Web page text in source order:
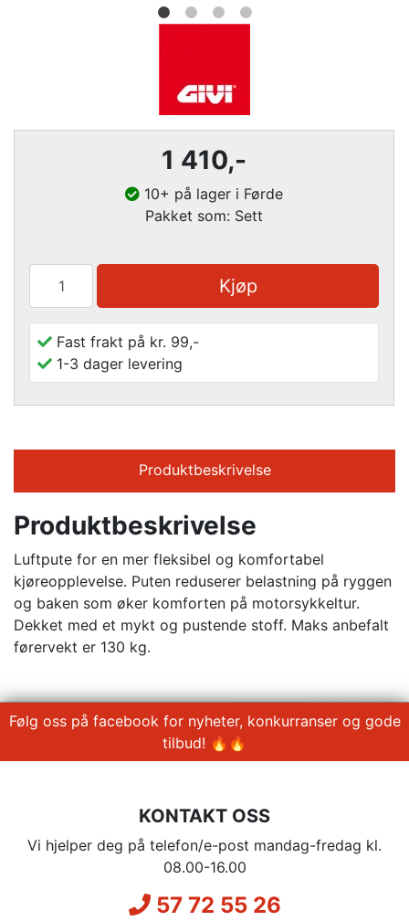
1 410,-
10+ på lager i Førde
Pakket som: Sett
Kjøp
Fast frakt på kr. 99,-
1-3 dager levering
Produktbeskrivelse
Produktbeskrivelse
Luftpute for en mer fleksibel og komfortabel
kjøreopplevelse. Puten reduserer belastning på ryggen
og baken som øker komforten på motorsykkeltur.
Dekket med et mykt og pustende stoff. Maks anbefalt
førervekt er 130 kg.
Følg oss på facebook for nyheter, konkurranser og gode
tilbud! 🔥🔥
KONTAKT OSS
Vi hjelper deg på telefon/e-post mandag-fredag kl.
08.00-16.00
57 72 55 26